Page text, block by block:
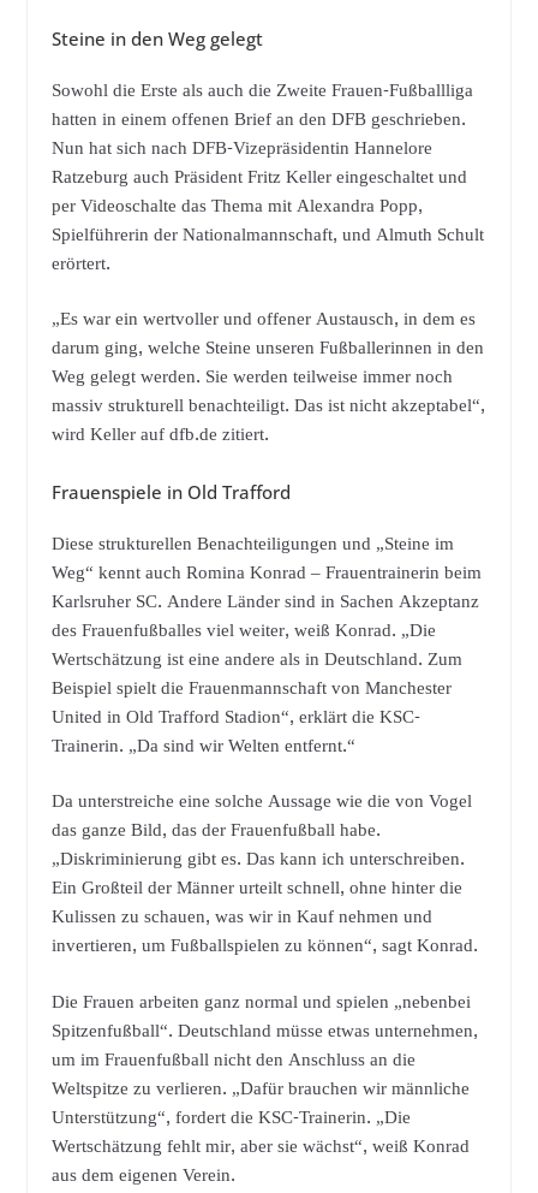
Steine in den Weg gelegt
Sowohl die Erste als auch die Zweite Frauen-Fußballliga
hatten in einem offenen Brief an den DFB geschrieben.
Nun hat sich nach DFB-Vizepräsidentin Hannelore
Ratzeburg auch Präsident Fritz Keller eingeschaltet und
per Videoschalte das Thema mit Alexandra Popp,
Spielführerin der Nationalmannschaft, und Almuth Schult
erörtert.
„Es war ein wertvoller und offener Austausch, in dem es
darum ging, welche Steine unseren Fußballerinnen in den
Weg gelegt werden. Sie werden teilweise immer noch
massiv strukturell benachteiligt. Das ist nicht akzeptabel“,
wird Keller auf dfb.de zitiert.
Frauenspiele in Old Trafford
Diese strukturellen Benachteiligungen und „Steine im
Weg“ kennt auch Romina Konrad – Frauentrainerin beim
Karlsruher SC. Andere Länder sind in Sachen Akzeptanz
des Frauenfußballes viel weiter, weiß Konrad. „Die
Wertschätzung ist eine andere als in Deutschland. Zum
Beispiel spielt die Frauenmannschaft von Manchester
United in Old Trafford Stadion“, erklärt die KSC-
Trainerin. „Da sind wir Welten entfernt.“
Da unterstreiche eine solche Aussage wie die von Vogel
das ganze Bild, das der Frauenfußball habe.
„Diskriminierung gibt es. Das kann ich unterschreiben.
Ein Großteil der Männer urteilt schnell, ohne hinter die
Kulissen zu schauen, was wir in Kauf nehmen und
invertieren, um Fußballspielen zu können“, sagt Konrad.
Die Frauen arbeiten ganz normal und spielen „nebenbei
Spitzenfußball“. Deutschland müsse etwas unternehmen,
um im Frauenfußball nicht den Anschluss an die
Weltspitze zu verlieren. „Dafür brauchen wir männliche
Unterstützung“, fordert die KSC-Trainerin. „Die
Wertschätzung fehlt mir, aber sie wächst“, weiß Konrad
aus dem eigenen Verein.